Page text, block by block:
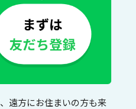
遠方にお住まいの方も来